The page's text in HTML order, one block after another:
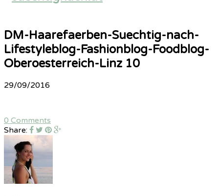
DM-Haarefaerben-Suechtig-nach-
Lifestyleblog-Fashionblog-Foodblog-
Oberoesterreich-Linz 10
29/09/2016
0 Comments
Share: